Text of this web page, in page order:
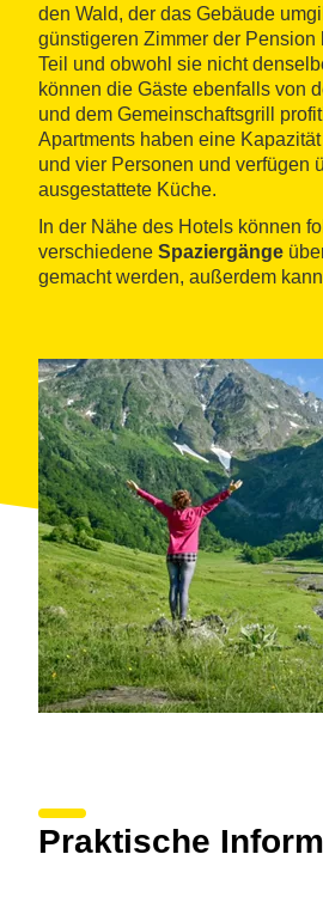
den Wald, der das Gebäude
günstigeren Zimmer der Pension
Teil und obwohl sie nicht
können die Gäste ebenfalls von
und dem Gemeinschaftsgrill
Apartments haben eine
und vier Personen und verfügen
ausgestattete Küche.
In der Nähe des Hotels können
verschiedene Spaziergänge
gemacht werden, außerdem
Praktische